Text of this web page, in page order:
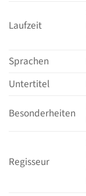
Laufzeit
Sprachen
Untertitel
Besonderheiten
Regisseur